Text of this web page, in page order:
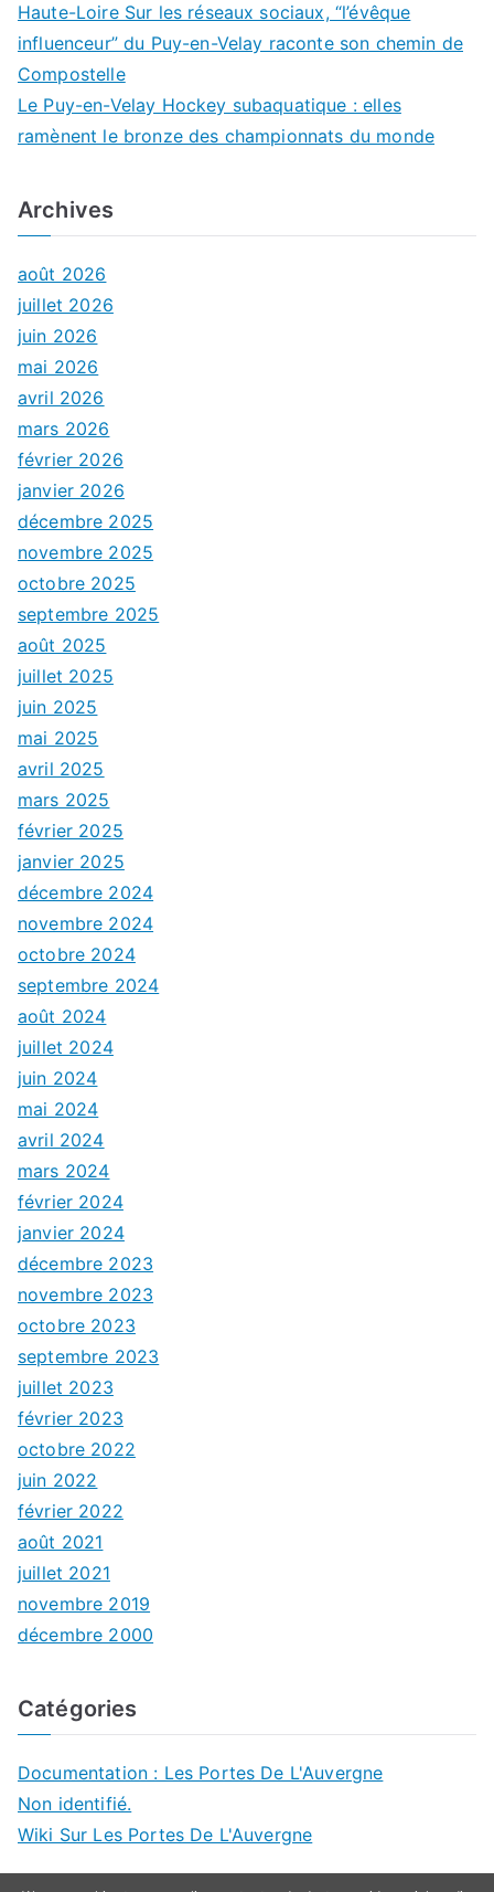
Haute-Loire Sur les réseaux sociaux, “l’évêque
influenceur” du Puy-en-Velay raconte son chemin de
Compostelle
Le Puy-en-Velay Hockey subaquatique : elles
ramènent le bronze des championnats du monde
Archives
août 2026
juillet 2026
juin 2026
mai 2026
avril 2026
mars 2026
février 2026
janvier 2026
décembre 2025
novembre 2025
octobre 2025
septembre 2025
août 2025
juillet 2025
juin 2025
mai 2025
avril 2025
mars 2025
février 2025
janvier 2025
décembre 2024
novembre 2024
octobre 2024
septembre 2024
août 2024
juillet 2024
juin 2024
mai 2024
avril 2024
mars 2024
février 2024
janvier 2024
décembre 2023
novembre 2023
octobre 2023
septembre 2023
juillet 2023
février 2023
octobre 2022
juin 2022
février 2022
août 2021
juillet 2021
novembre 2019
décembre 2000
Catégories
Documentation : Les Portes De L'Auvergne
Non identifié.
Wiki Sur Les Portes De L'Auvergne